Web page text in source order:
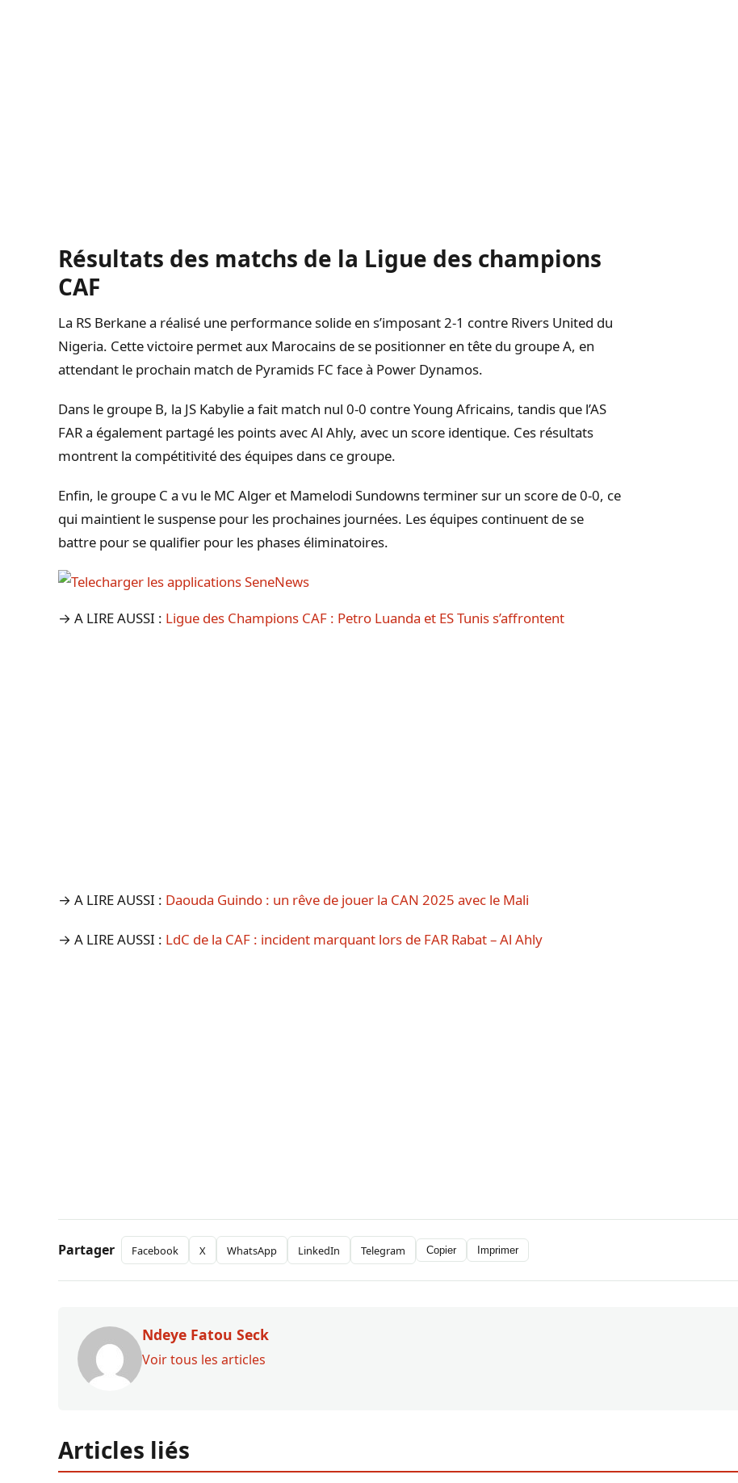
Résultats des matchs de la Ligue des champions
CAF
La RS Berkane a réalisé une performance solide en s’imposant 2-1 contre Rivers United du
Nigeria. Cette victoire permet aux Marocains de se positionner en tête du groupe A, en
attendant le prochain match de Pyramids FC face à Power Dynamos.
Dans le groupe B, la JS Kabylie a fait match nul 0-0 contre Young Africains, tandis que l’AS
FAR a également partagé les points avec Al Ahly, avec un score identique. Ces résultats
montrent la compétitivité des équipes dans ce groupe.
Enfin, le groupe C a vu le MC Alger et Mamelodi Sundowns terminer sur un score de 0-0, ce
qui maintient le suspense pour les prochaines journées. Les équipes continuent de se
battre pour se qualifier pour les phases éliminatoires.
→ A LIRE AUSSI : Ligue des Champions CAF : Petro Luanda et ES Tunis s’affrontent
→ A LIRE AUSSI : Daouda Guindo : un rêve de jouer la CAN 2025 avec le Mali
→ A LIRE AUSSI : LdC de la CAF : incident marquant lors de FAR Rabat – Al Ahly
Partager Facebook X WhatsApp LinkedIn Telegram Copier Imprimer
Ndeye Fatou Seck
Voir tous les articles
Articles liés